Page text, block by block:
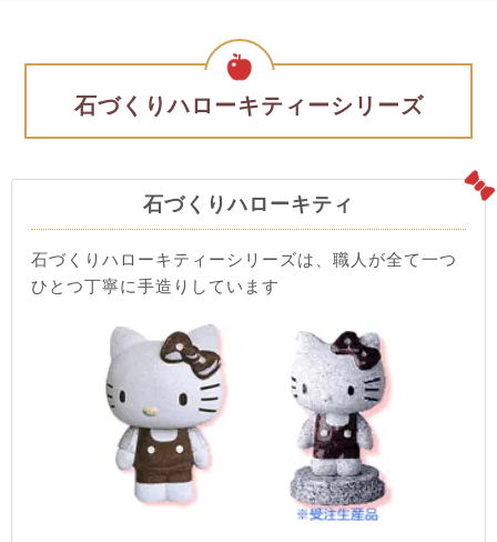
石づくりハローキティーシリーズ
石づくりハローキティ
石づくりハローキティーシリーズは、職人が全て一つ
ひとつ丁寧に手造りしています